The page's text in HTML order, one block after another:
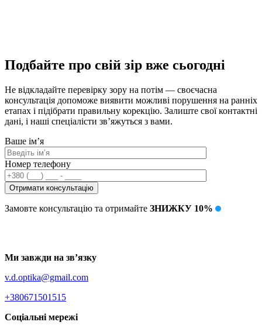
Подбайте про свій зір вже сьогодні
Не відкладайте перевірку зору на потім — своєчасна
консультація допоможе виявити можливі порушення на ранніх
етапах і підібрати правильну корекцію. Залиште свої контактні
дані, і наші спеціалісти зв’яжуться з вами.
Ваше ім’я
Номер телефону
Замовте консультацію та отримайте ЗНИЖКУ 10%
Ми завжди на зв’язку
v.d.optika@gmail.com
+380671501515
Соціальні мережі